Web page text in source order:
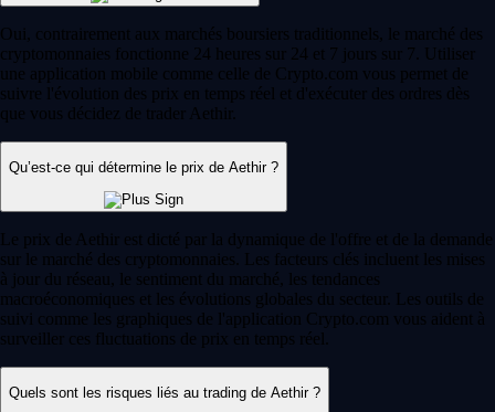
Oui, contrairement aux marchés boursiers traditionnels, le marché des
cryptomonnaies fonctionne 24 heures sur 24 et 7 jours sur 7. Utiliser
une application mobile comme celle de Crypto.com vous permet de
suivre l'évolution des prix en temps réel et d'exécuter des ordres dès
que vous décidez de trader Aethir.
Qu’est-ce qui détermine le prix de Aethir ?
Le prix de Aethir est dicté par la dynamique de l'offre et de la demande
sur le marché des cryptomonnaies. Les facteurs clés incluent les mises
à jour du réseau, le sentiment du marché, les tendances
macroéconomiques et les évolutions globales du secteur. Les outils de
suivi comme les graphiques de l'application Crypto.com vous aident à
surveiller ces fluctuations de prix en temps réel.
Quels sont les risques liés au trading de Aethir ?